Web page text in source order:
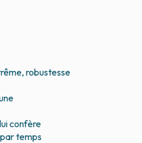
robustesse
confère
temps